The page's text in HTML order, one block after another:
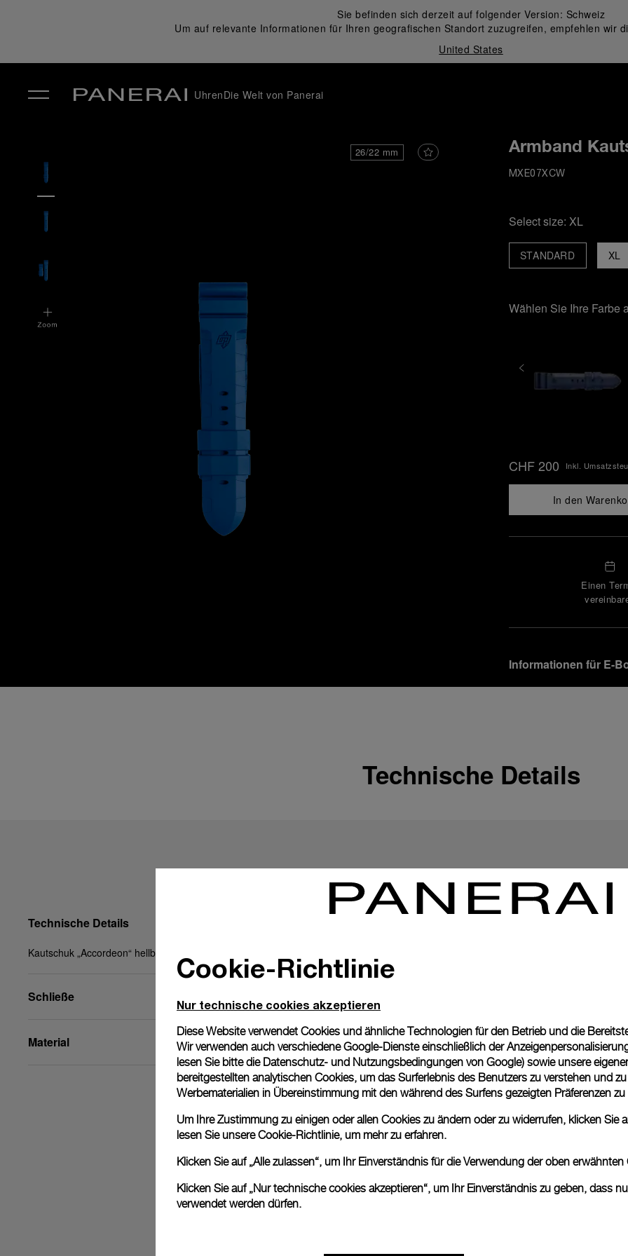
Sie befinden sich derzeit auf folgender Version: Schweiz
Um auf relevante Informationen für Ihren geografischen Standort zuzugreifen, empfehlen wir
United States
UhrenDie Welt von Panerai
26/22 mm Armband
MXE07XCW
Select size: XL
XL
STANDARD
Wählen Sie Ihre Farbe
CHF 200 Inkl.
In den
Einen
Informationen für E-
Rückgabe &
Officine Panerai
Mehr Informationen
Mehr Informationen
Bitte beachten Sie, dass es
können beim tatsächlichen
Technische Details
Technische Details
Kautschuk „Accordeon“ hellblau, XL, 26/22, BA
Schließe
Material
Cookie-Richtlinie
Nur technische cookies akzeptieren
Diese Website verwendet Cookies und ähnliche Technologien für den Betrieb und die
Wir verwenden auch verschiedene Google-Dienste einschließlich der
lesen Sie bitte die Datenschutz- und Nutzungsbedingungen von Google) sowie unsere
bereitgestellten analytischen Cookies, um das Surferlebnis des Benutzers zu verstehen und
Werbematerialien in Übereinstimmung mit den während des Surfens gezeigten Präferenzen
Um Ihre Zustimmung zu einigen oder allen Cookies zu ändern oder zu widerrufen, klicken Sie
lesen Sie unsereCookie-Richtlinie, um mehr zu erfahren.
Klicken Sie auf „Alle zulassen“, um Ihr Einverständnis für die Verwendung der oben
Klicken Sie auf „Nur technische cookies akzeptieren“, um Ihr Einverständnis zu geben, dass
verwendet werden dürfen.